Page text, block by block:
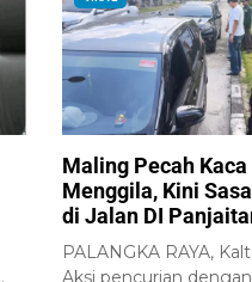
Maling Pecah Kaca
Menggila, Kini
di Jalan DI
PALANGKA RAYA,
Aksi pencurian